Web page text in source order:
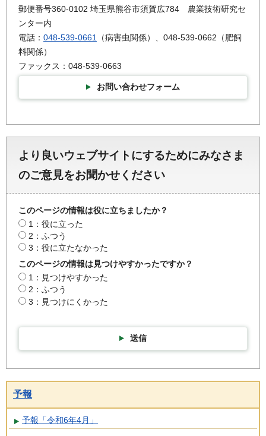
郵便番号360-0102 埼玉県熊谷市須賀広784 農業技術研究セ
ンター内
電話： 048-539-0661 （病害虫関係）、048-539-0662（肥飼
料関係）
ファックス：048-539-0663
お問い合わせフォーム
より良いウェブサイトにするためにみなさま
のご意見をお聞かせください
このページの情報は役に立ちましたか？
1：役に立った
2：ふつう
3：役に立たなかった
このページの情報は見つけやすかったですか？
1：見つけやすかった
2：ふつう
3：見つけにくかった
送信
予報
予報「令和6年4月」